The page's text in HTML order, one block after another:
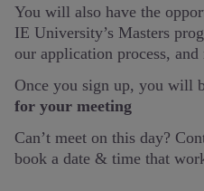
You will also have the
IE University’s Masters
our application process, and
Once you sign up, you will
for your meeting
Can’t meet on this day?
book a date & time that